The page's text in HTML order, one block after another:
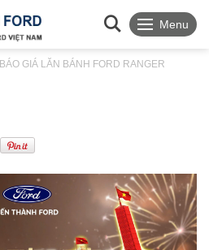
Menu
BÁO GIÁ LĂN BÁNH FORD RANGER